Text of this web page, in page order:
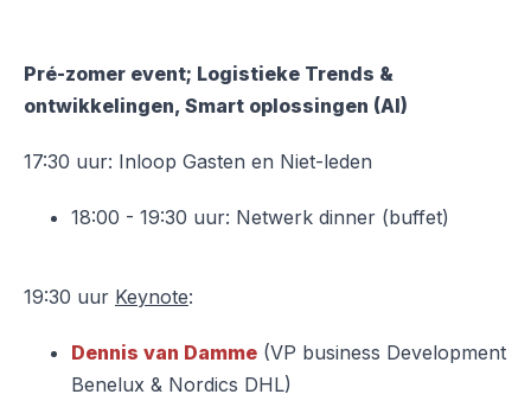
Pré-zomer event; Logistieke Trends &
ontwikkelingen, Smart oplossingen (AI)
17:30 uur: Inloop Gasten en Niet-leden
18:00 - 19:30 uur: Netwerk dinner (buffet)
19:30 uur Keynote:
Dennis van Damme (VP business Development
Benelux & Nordics DHL)